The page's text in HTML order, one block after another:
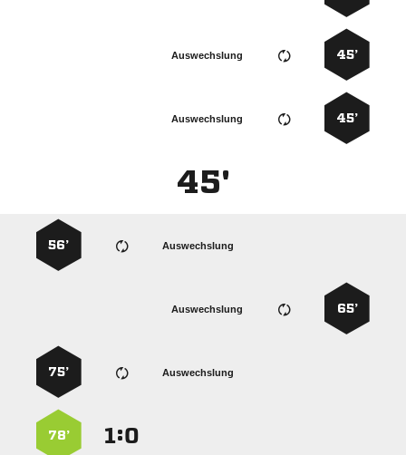
45’
Auswechslung
45’
Auswechslung
45'
Auswechslung
56’
65’
Auswechslung
Auswechslung
75’
:
78’